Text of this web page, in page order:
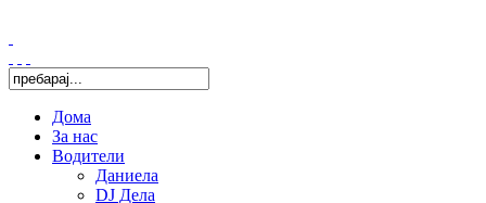
Дома
За нас
Водители
Даниела
DJ Дела